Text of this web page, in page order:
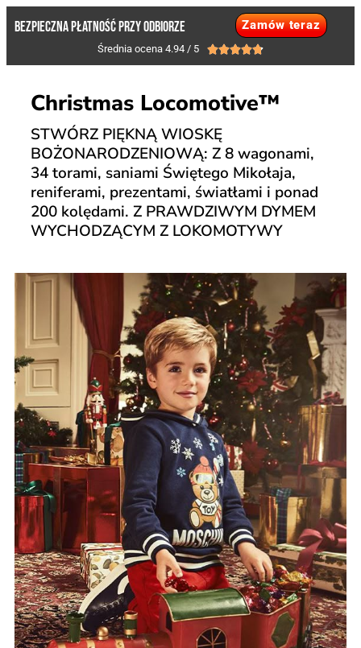
BEZPIECZNA PŁATNOŚĆ PRZY ODBIORZE Zamów teraz
Średnia ocena 4.94 / 5 
Christmas Locomotive™
STWÓRZ PIĘKNĄ WIOSKĘ
BOŻONARODZENIOWĄ: Z 8 wagonami,
34 torami, saniami Świętego Mikołaja,
reniferami, prezentami, światłami i ponad
200 kolędami. Z PRAWDZIWYM DYMEM
WYCHODZĄCYM Z LOKOMOTYWY